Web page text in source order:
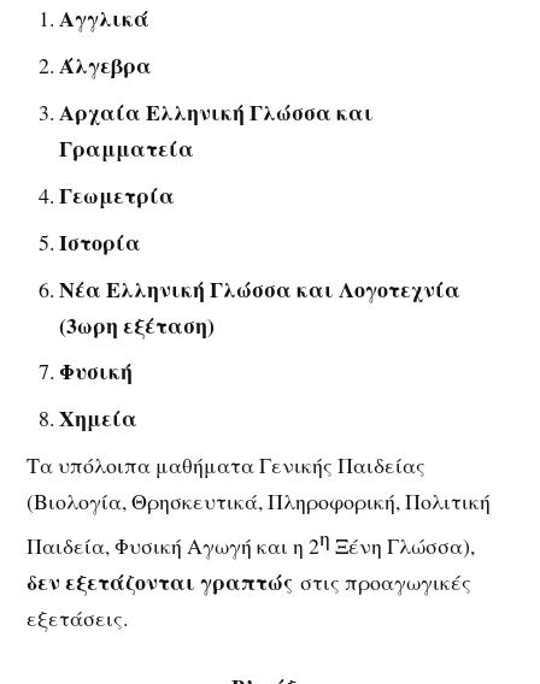
Αγγλικά
Άλγεβρα
Αρχαία Ελληνική Γλώσσα και
Γραμματεία
Γεωμετρία
Ιστορία
Νέα Ελληνική Γλώσσα και Λογοτεχνία
(3ωρη εξέταση)
Φυσική
Χημεία
Τα υπόλοιπα μαθήματα Γενικής Παιδείας
(Βιολογία, Θρησκευτικά, Πληροφορική, Πολιτική
Παιδεία, Φυσική Αγωγή και η 2η Ξένη Γλώσσα),
δεν εξετάζονται γραπτώς στις προαγωγικές
εξετάσεις.